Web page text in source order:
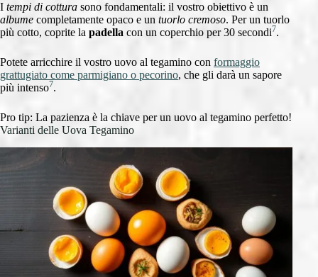
I tempi di cottura sono fondamentali: il vostro obiettivo è un
albume completamente opaco e un tuorlo cremoso. Per un tuorlo
più cotto, coprite la padella con un coperchio per 30 secondi7.
Potete arricchire il vostro uovo al tegamino con formaggio
grattugiato come parmigiano o pecorino, che gli darà un sapore
più intenso7.
Pro tip: La pazienza è la chiave per un uovo al tegamino perfetto!
Varianti delle Uova Tegamino